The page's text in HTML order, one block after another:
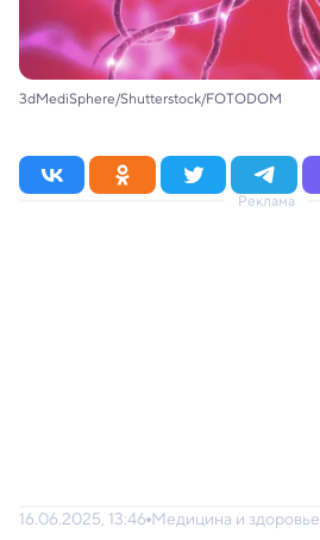
3dMediSphere/Shutterstock/FOTODOM
Реклама
16.06.2025, 13:46 Медицина и здоровье